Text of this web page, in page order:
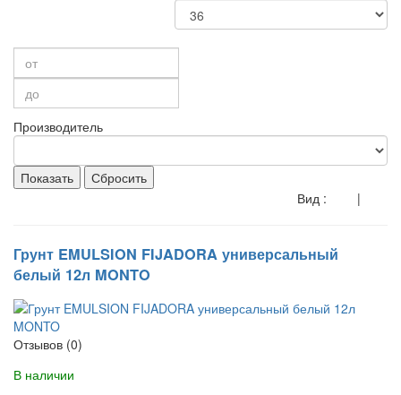
Производитель
Показать
Сбросить
Вид :
|
Грунт EMULSION FIJADORA универсальный
белый 12л MONTO
Отзывов (0)
В наличии